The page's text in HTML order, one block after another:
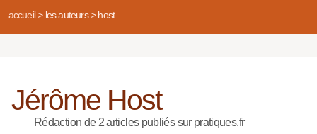
accueil> les auteurs> host
Jérôme Host
Rédaction de 2 articles publiés sur pratiques.fr